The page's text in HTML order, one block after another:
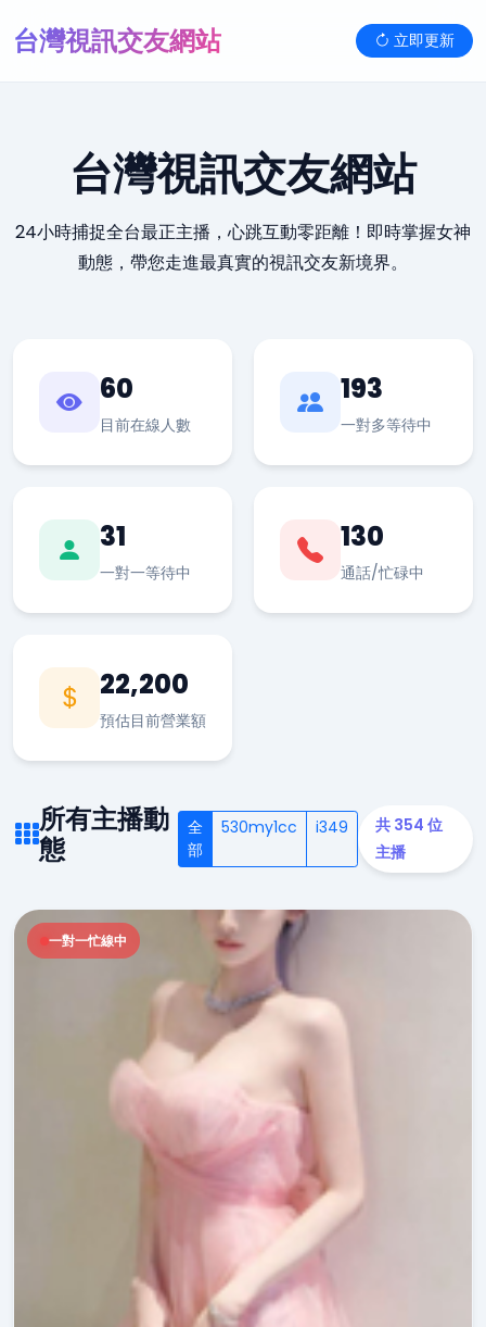
台灣視訊交友網站 立即更新
台灣視訊交友網站
24小時捕捉全台最正主播，心跳互動零距離！即時掌握女神
動態，帶您走進最真實的視訊交友新境界。
60
目前在線人數
193
一對多等待中
31
一對一等待中
130
通話/忙碌中
22,200
預估目前營業額
所有主播動
態
全
部
530my1cc i349
共 354 位
主播
一對一忙線中